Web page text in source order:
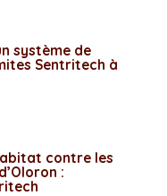
système de
Sentritech à
contre les
: